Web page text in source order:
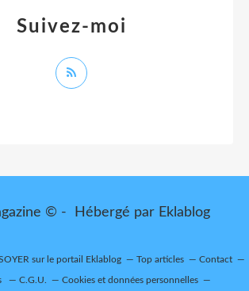
Suivez-moi
© - Hébergé par Eklablog
sur le portail Eklablog Top articles Contact
C.G.U. Cookies et données personnelles